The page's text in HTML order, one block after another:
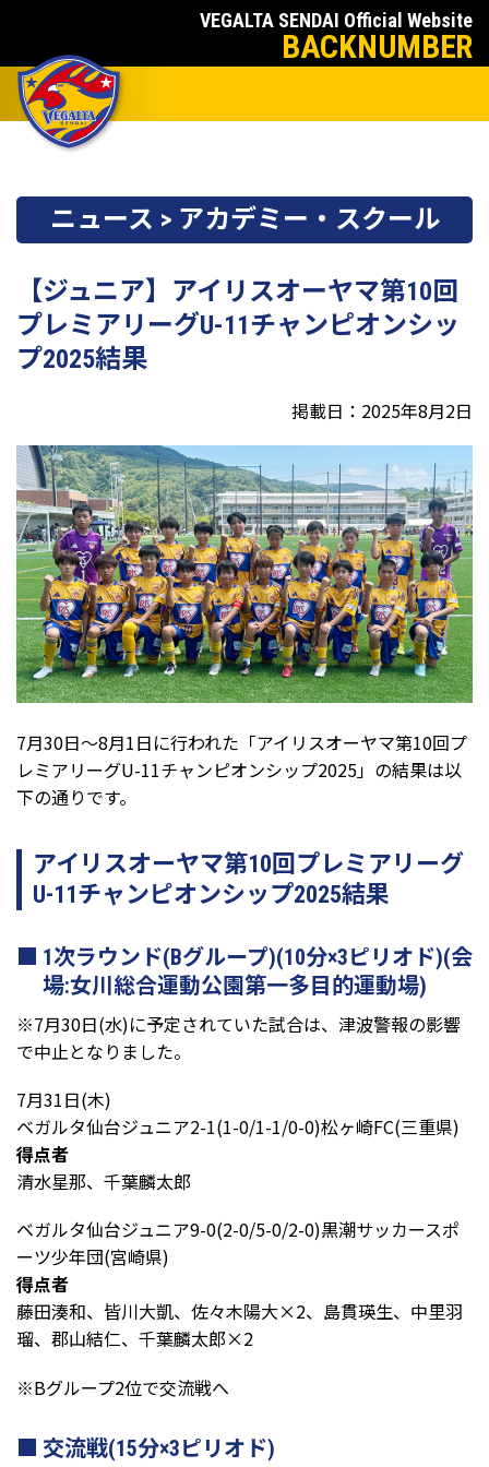
VEGALTA SENDAI Official Website
BACKNUMBER
ニュース > アカデミー・スクール
【ジュニア】アイリスオーヤマ第10回
プレミアリーグU-11チャンピオンシッ
プ2025結果
掲載日：2025年8月2日
7月30日～8月1日に行われた「アイリスオーヤマ第10回プ
レミアリーグU-11チャンピオンシップ2025」の結果は以
下の通りです。
アイリスオーヤマ第10回プレミアリーグ
U-11チャンピオンシップ2025結果
1次ラウンド(Bグループ)(10分×3ピリオド)(会
場:女川総合運動公園第一多目的運動場)
※7月30日(水)に予定されていた試合は、津波警報の影響
で中止となりました。
7月31日(木)
ベガルタ仙台ジュニア2-1(1-0/1-1/0-0)松ヶ崎FC(三重県)
得点者
清水星那、千葉麟太郎
ベガルタ仙台ジュニア9-0(2-0/5-0/2-0)黒潮サッカースポ
ーツ少年団(宮崎県)
得点者
藤田湊和、皆川大凱、佐々木陽大×2、島貫瑛生、中里羽
瑠、郡山結仁、千葉麟太郎×2
※Bグループ2位で交流戦へ
交流戦(15分×3ピリオド)